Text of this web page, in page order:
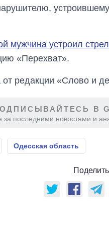
устроившему
мужчина устроил
«Перехват».
от редакции «Слово и
В
за последними новостями и
Одесская область